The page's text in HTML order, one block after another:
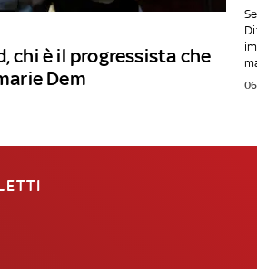
chi è il progressista che
Dem